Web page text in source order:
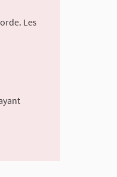
Les